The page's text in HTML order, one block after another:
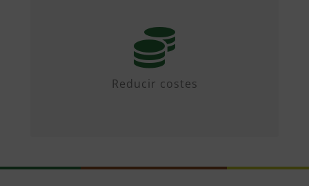
Reducir costes
Mediante iniciativas colaborativas y
diseñando propuestas.